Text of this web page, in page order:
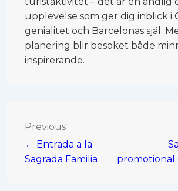
upplevelse som ger dig inblick i
genialitet och Barcelonas själ.
planering blir besöket både
inspirerande.
Post
navigation
Previous
← Entrada a la
Sagrada Familia
promotional